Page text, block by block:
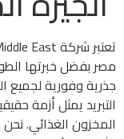
تعتبر شركة Middle East أفضل شركة خدمة
مصر بفضل خبرتها
جذرية وفورية لجميع
التبريد يمثل أزمة
المخزون الغذائي.